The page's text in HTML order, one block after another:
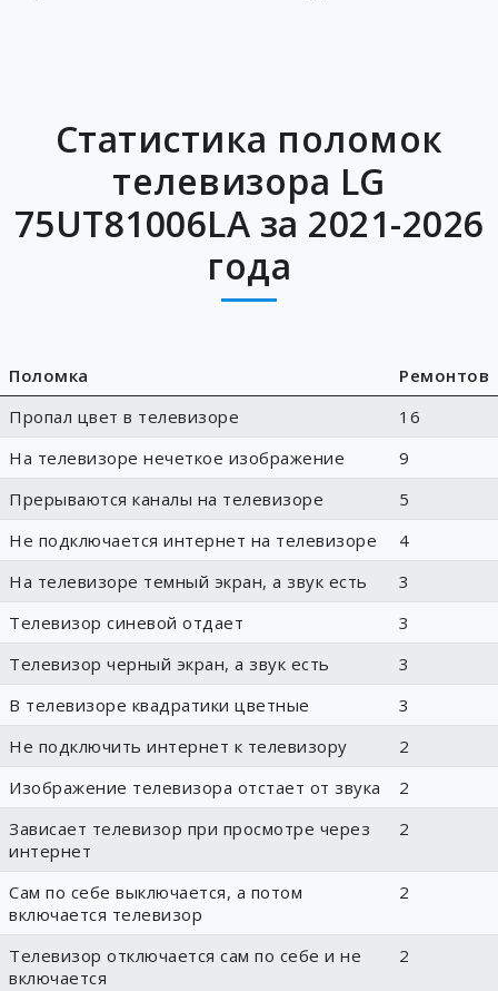
Статистика поломок
телевизора LG
75UT81006LA за 2021-2026
года
Поломка
Ремонтов
Пропал цвет в телевизоре
16
На телевизоре нечеткое изображение
9
Прерываются каналы на телевизоре
5
Не подключается интернет на телевизоре
4
На телевизоре темный экран, а звук есть
3
Телевизор синевой отдает
3
Телевизор черный экран, а звук есть
3
В телевизоре квадратики цветные
3
Не подключить интернет к телевизору
2
Изображение телевизора отстает от звука
2
Зависает телевизор при просмотре через
интернет
2
Сам по себе выключается, а потом
включается телевизор
2
Телевизор отключается сам по себе и не
включается
2